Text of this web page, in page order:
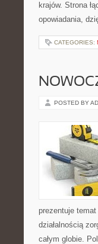
krajów. Strona
opowiadania,
CATEGORIES:
POSTED BY
prezentuje
działalnością
całym globie.